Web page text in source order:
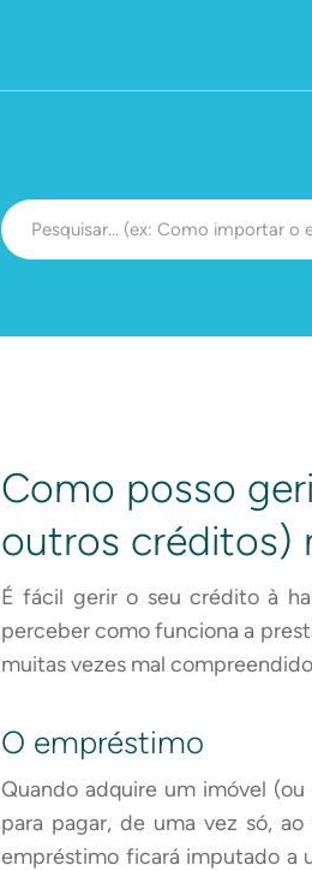
Como posso
outros créditos)
É fácil gerir o seu crédito à
perceber como funciona a
muitas vezes mal
O empréstimo
Quando adquire um imóvel
para pagar, de uma vez só,
empréstimo ficará imputado a